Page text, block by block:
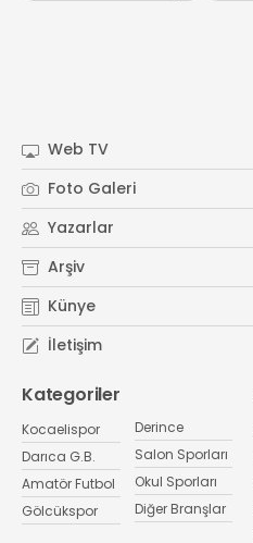
Web TV
Foto Galeri
Yazarlar
Arşiv
Künye
İletişim
Kategoriler
Kocaelispor
Darıca G.B.
Amatör Futbol
Gölcükspor
Derince
Salon Sporları
Okul Sporları
Diğer Branşlar